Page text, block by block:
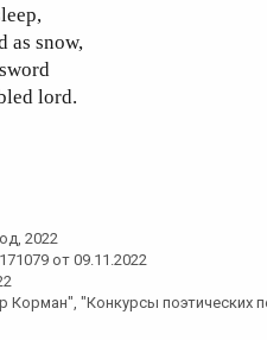
as snow,
lord.
2022
от 09.11.2022
Корман", "Конкурсы поэтических